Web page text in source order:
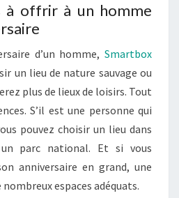
à offrir à un homme
d’un homme, Smartbox
un lieu de nature sauvage ou
plus de lieux de loisirs. Tout
S’il est une personne qui
pouvez choisir un lieu dans
parc national. Et si vous
anniversaire en grand, une
espaces adéquats.